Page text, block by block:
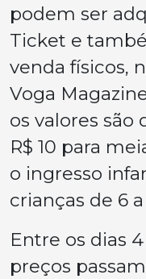
podem ser
Ticket e
venda físicos,
Voga
os valores são
R$ 10 para
o ingresso
crianças de 6 a
Entre os dias
preços passam